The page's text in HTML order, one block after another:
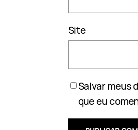
Site
Salvar meus
que eu